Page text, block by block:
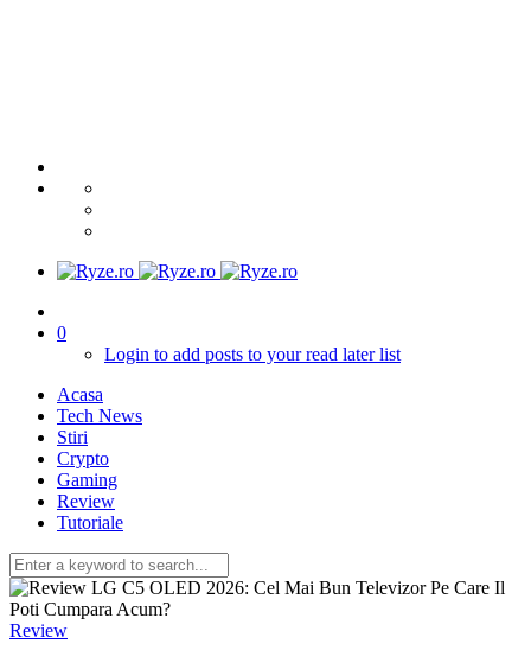
0
Login to add posts to your read later list
Acasa
Tech News
Stiri
Crypto
Gaming
Review
Tutoriale
Review